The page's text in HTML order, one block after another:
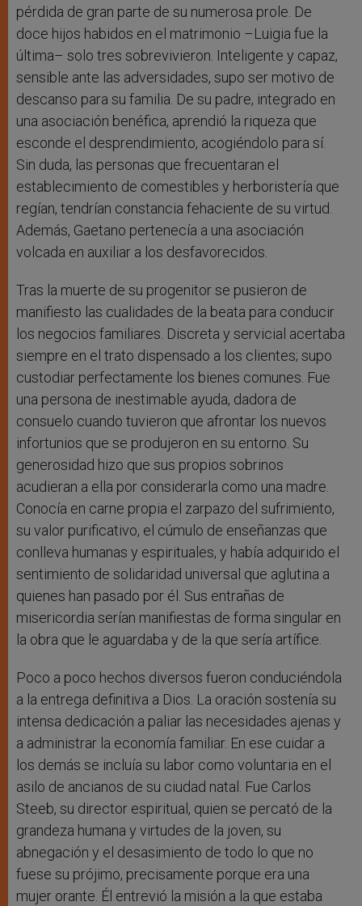
pérdida de gran parte de su numerosa prole. De
doce hijos habidos en el matrimonio –Luigia fue la
última– solo tres sobrevivieron. Inteligente y capaz,
sensible ante las adversidades, supo ser motivo de
descanso para su familia. De su padre, integrado en
una asociación benéfica, aprendió la riqueza que
esconde el desprendimiento, acogiéndolo para sí.
Sin duda, las personas que frecuentaran el
establecimiento de comestibles y herboristería que
regían, tendrían constancia fehaciente de su virtud.
Además, Gaetano pertenecía a una asociación
volcada en auxiliar a los desfavorecidos.
Tras la muerte de su progenitor se pusieron de
manifiesto las cualidades de la beata para conducir
los negocios familiares. Discreta y servicial acertaba
siempre en el trato dispensado a los clientes; supo
custodiar perfectamente los bienes comunes. Fue
una persona de inestimable ayuda, dadora de
consuelo cuando tuvieron que afrontar los nuevos
infortunios que se produjeron en su entorno. Su
generosidad hizo que sus propios sobrinos
acudieran a ella por considerarla como una madre.
Conocía en carne propia el zarpazo del sufrimiento,
su valor purificativo, el cúmulo de enseñanzas que
conlleva humanas y espirituales, y había adquirido el
sentimiento de solidaridad universal que aglutina a
quienes han pasado por él. Sus entrañas de
misericordia serían manifiestas de forma singular en
la obra que le aguardaba y de la que sería artífice.
Poco a poco hechos diversos fueron conduciéndola
a la entrega definitiva a Dios. La oración sostenía su
intensa dedicación a paliar las necesidades ajenas y
a administrar la economía familiar. En ese cuidar a
los demás se incluía su labor como voluntaria en el
asilo de ancianos de su ciudad natal. Fue Carlos
Steeb, su director espiritual, quien se percató de la
grandeza humana y virtudes de la joven, su
abnegación y el desasimiento de todo lo que no
fuese su prójimo, precisamente porque era una
mujer orante. Él entrevió la misión a la que estaba